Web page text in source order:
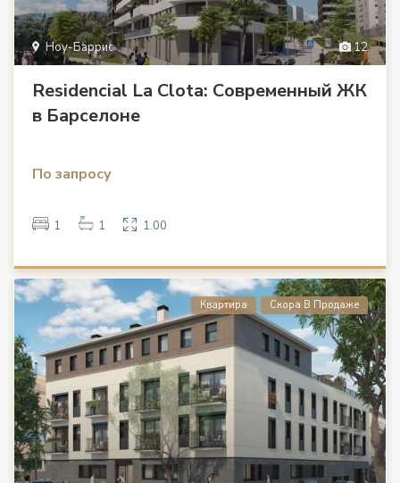
12
Ноу-Баррис
Residencial La Clota: Современный ЖК
в Барселоне
По запросу
1 1 1.00
Квартира Скора В Продаже